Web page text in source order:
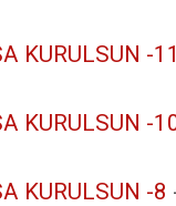
KURULSUN -
KURULSUN -
KURULSUN -8